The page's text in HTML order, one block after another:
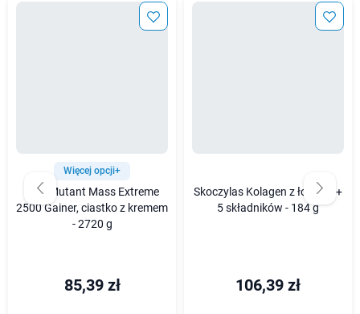
Więcej opcji+
PVL Mutant Mass Extreme
2500 Gainer, ciastko z kremem
- 2720 g
85,39 zł
Skoczylas Kolagen z łososia +
5 składników - 184 g
106,39 zł